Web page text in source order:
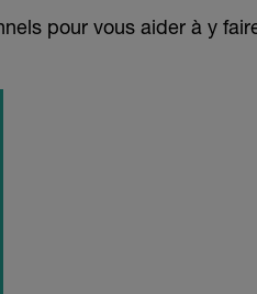
pour vous aider à y